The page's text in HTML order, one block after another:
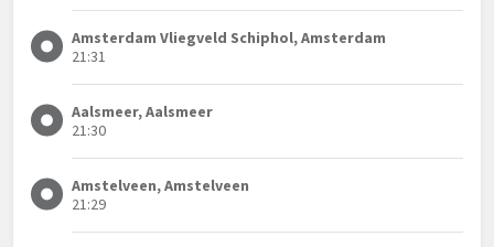
Amsterdam Vliegveld Schiphol, Amsterdam
21:31
Aalsmeer, Aalsmeer
21:30
Amstelveen, Amstelveen
21:29